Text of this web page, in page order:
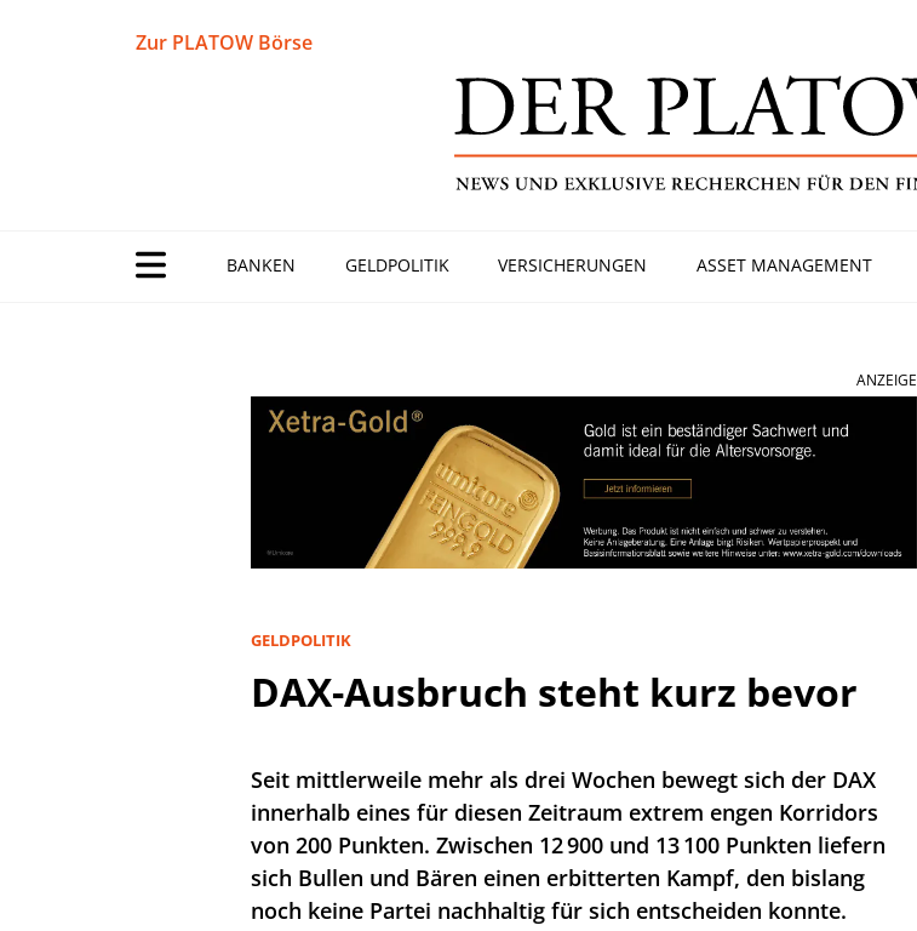
Zur PLATOW Börse
BANKEN GELDPOLITIK VERSICHERUNGEN ASSET MANAGEMENT
ANZEIGE
GELDPOLITIK
DAX-Ausbruch steht kurz bevor
Seit mittlerweile mehr als drei Wochen bewegt sich der DAX
innerhalb eines für diesen Zeitraum extrem engen Korridors
von 200 Punkten. Zwischen 12 900 und 13 100 Punkten liefern
sich Bullen und Bären einen erbitterten Kampf, den bislang
noch keine Partei nachhaltig für sich entscheiden konnte.